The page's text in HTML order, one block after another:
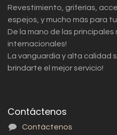
Revestimiento, griferías,
espejos, y mucho más para
De la mano de las
internacionales!
La vanguardia y alta calidad
brindarte el mejor servicio!
Contáctenos
Contáctenos